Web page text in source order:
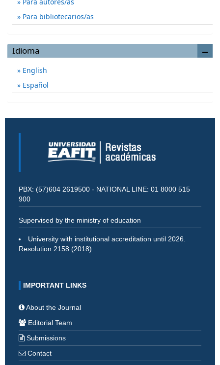
Para bibliotecarios/as
Idioma
English
Español
PBX: (57)604 2619500 - NATIONAL LINE: 01 8000 515
900
Supervised by the ministry of education
University with institutional accreditation until 2026.
Resolution 2158 (2018)
IMPORTANT LINKS
About the Journal
Editorial Team
Submissions
Contact